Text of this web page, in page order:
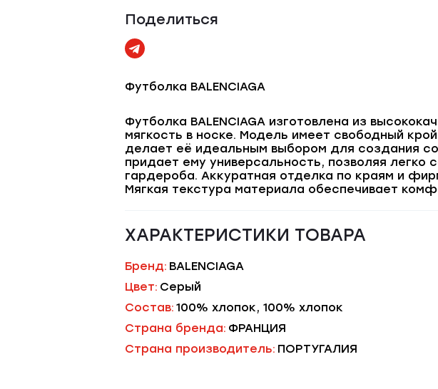
Поделиться
Футболка BALENCIAGA
Футболка BALENCIAGA изготовлена из
мягкость в носке. Модель имеет свободный
делает её идеальным выбором для создания
придает ему универсальность, позволяя
гардероба. Аккуратная отделка по краям и
Мягкая текстура материала обеспечивает
ХАРАКТЕРИСТИКИ ТОВАРА
Бренд: BALENCIAGA
Цвет: Серый
Состав: 100% хлопок, 100% хлопок
Страна бренда: ФРАНЦИЯ
Страна производитель: ПОРТУГАЛИЯ